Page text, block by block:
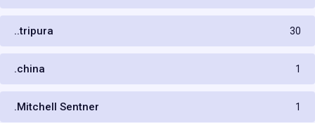
..tripura 30
.china 1
.Mitchell Sentner 1